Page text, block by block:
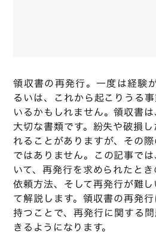
領収書の再発行。一度は経験
るいは、これから起こりうる
いるかもしれません。領収書
大切な書類です。紛失や破損
れることがありますが、その
ではありません。この記事で
いて、再発行を求められたと
依頼方法、そして再発行が難
て解説します。領収書の再発
持つことで、再発行に関する
きるようになります。